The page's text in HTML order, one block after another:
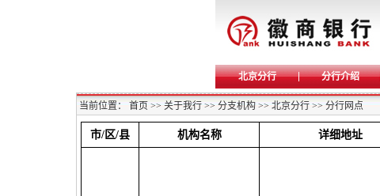
北京分行 分行介绍
当前位置： 首页 >> 关于我行 >> 分支机构 >> 北京分行 >> 分行网点
市/区/县 机构名称 详细地址